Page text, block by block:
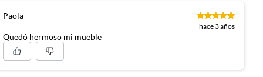
Paola
hace 3 años
Quedó hermoso mi mueble